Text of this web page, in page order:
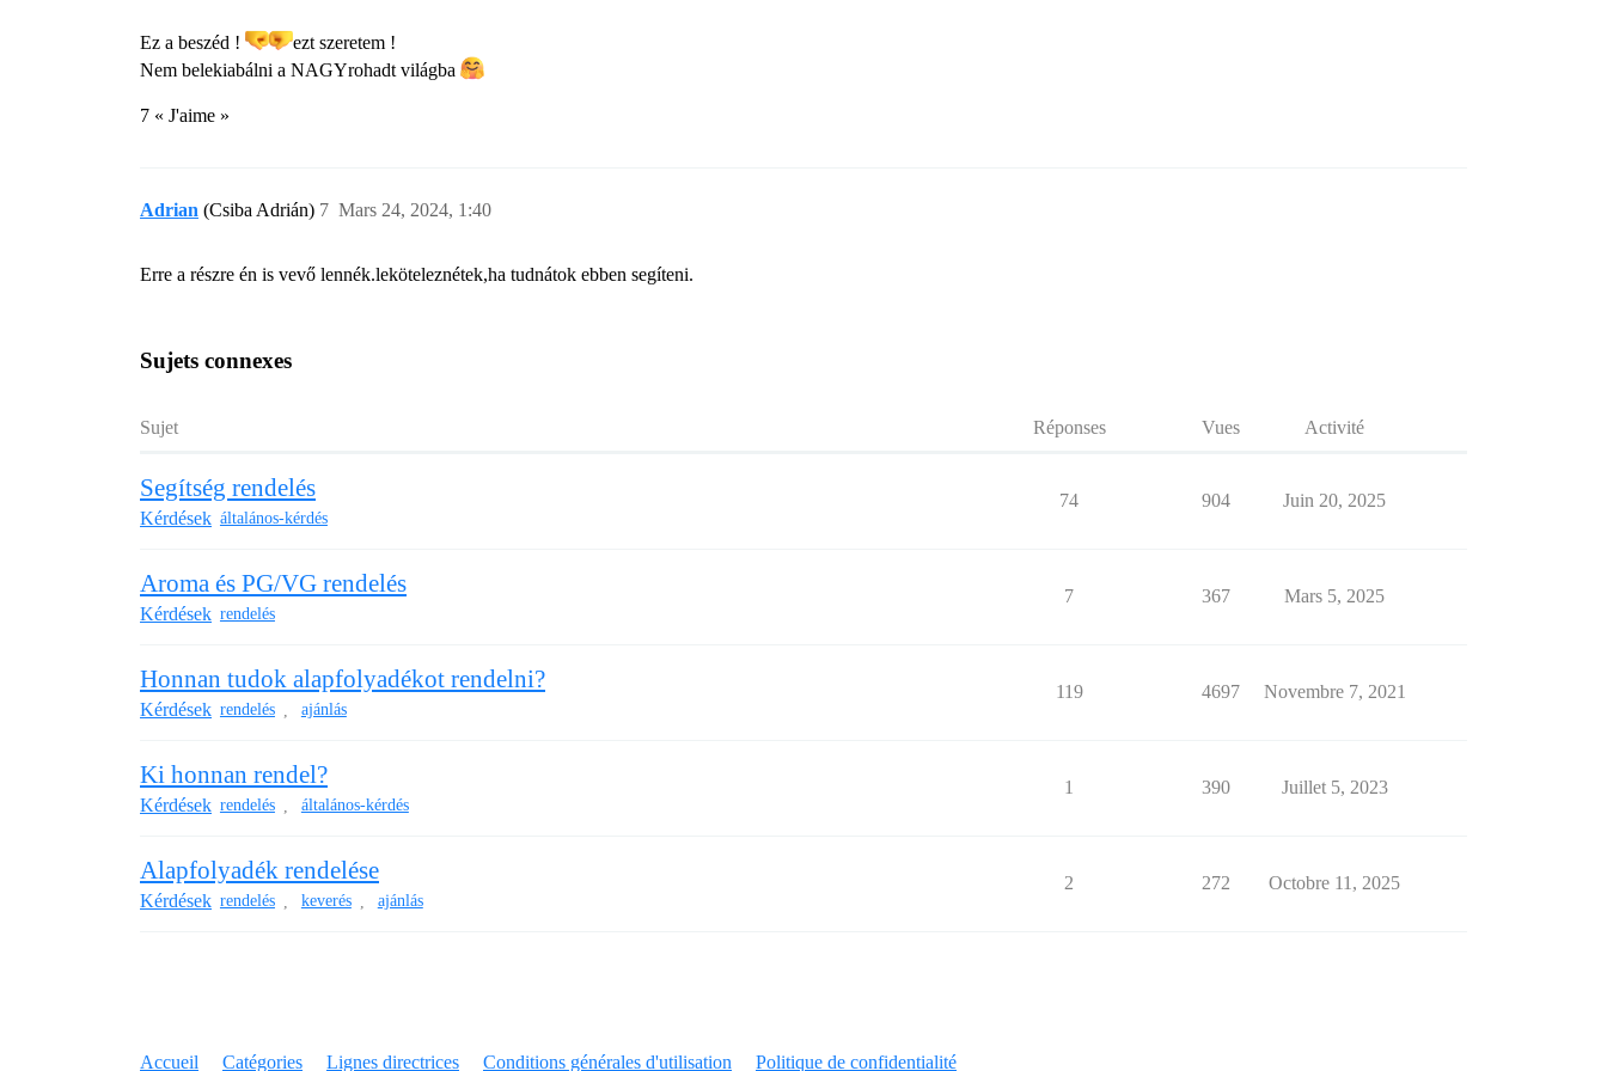
Ez a beszéd !
ezt szeretem !
Nem belekiabálni a NAGYrohadt világba
7 « J'aime »
Adrian (Csiba Adrián) Mars 24, 2024, 1:40
7
Erre a részre én is vevő lennék.leköteleznétek,ha tudnátok ebben segíteni.
Sujets connexes
Sujet Réponses Vues Activité
Segítség rendelés
Kérdések általános-kérdés
74 904 Juin 20, 2025
Aroma és PG/VG rendelés
Kérdések rendelés
7 367 Mars 5, 2025
Honnan tudok alapfolyadékot rendelni?
Kérdések rendelés ajánlás
119 4697 Novembre 7, 2021
Ki honnan rendel?
Kérdések rendelés általános-kérdés
1 390 Juillet 5, 2023
Alapfolyadék rendelése
Kérdések rendelés keverés ajánlás
2 272 Octobre 11, 2025
Accueil Catégories Lignes directrices Conditions générales d'utilisation Politique de confidentialité